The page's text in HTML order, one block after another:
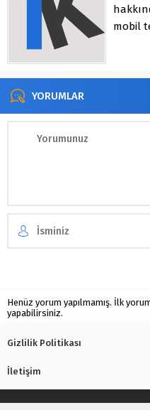
mobil
YORUMLAR
Henüz yorum yapılmamış. İlk
yapabilirsiniz.
Gizlilik Politikası
İletişim